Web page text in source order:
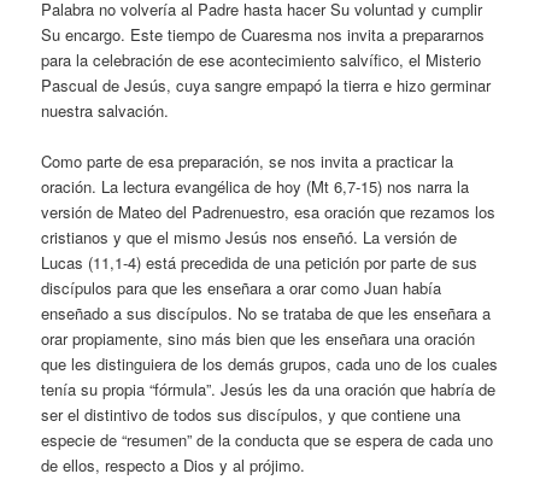
Palabra no volvería al Padre hasta hacer Su voluntad y cumplir
Su encargo. Este tiempo de Cuaresma nos invita a prepararnos
para la celebración de ese acontecimiento salvífico, el Misterio
Pascual de Jesús, cuya sangre empapó la tierra e hizo germinar
nuestra salvación.
Como parte de esa preparación, se nos invita a practicar la
oración. La lectura evangélica de hoy (Mt 6,7-15) nos narra la
versión de Mateo del Padrenuestro, esa oración que rezamos los
cristianos y que el mismo Jesús nos enseñó. La versión de
Lucas (11,1-4) está precedida de una petición por parte de sus
discípulos para que les enseñara a orar como Juan había
enseñado a sus discípulos. No se trataba de que les enseñara a
orar propiamente, sino más bien que les enseñara una oración
que les distinguiera de los demás grupos, cada uno de los cuales
tenía su propia “fórmula”. Jesús les da una oración que habría de
ser el distintivo de todos sus discípulos, y que contiene una
especie de “resumen” de la conducta que se espera de cada uno
de ellos, respecto a Dios y al prójimo.